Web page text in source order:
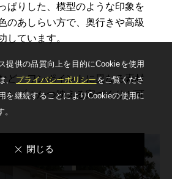
ぱりした、模型のような印象を
のあしらい方で、奥行きや高級
しています。
ど、ワンポイントに異なる素材
ンプルかつ映える家づくりが可
提供の品質向上を⽬的にCookieを使⽤
、プライバシーポリシー をご覧くださ
を継続することによりCookieの使⽤に
閉じる